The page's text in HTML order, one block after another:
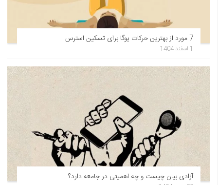
7 مورد از بهترین حرکات یوگا برای تسکین استرس
1 اسفند 1404
آزادی بیان چیست و چه اهمیتی در جامعه دارد؟